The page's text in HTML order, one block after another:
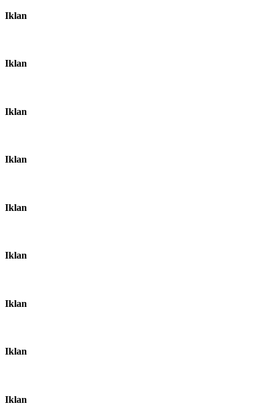
Iklan
Iklan
Iklan
Iklan
Iklan
Iklan
Iklan
Iklan
Iklan